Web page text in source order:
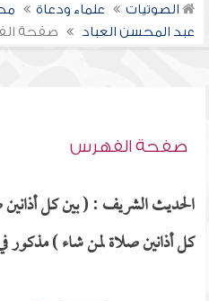
الصوتيات علماء ودعاة
عبد المحسن العباد
صفحة
صفحة الفهرس
الحديث الشريف : ( بين كل أذانين
كل أذانين صلاة لمن شاء ) مذكور في